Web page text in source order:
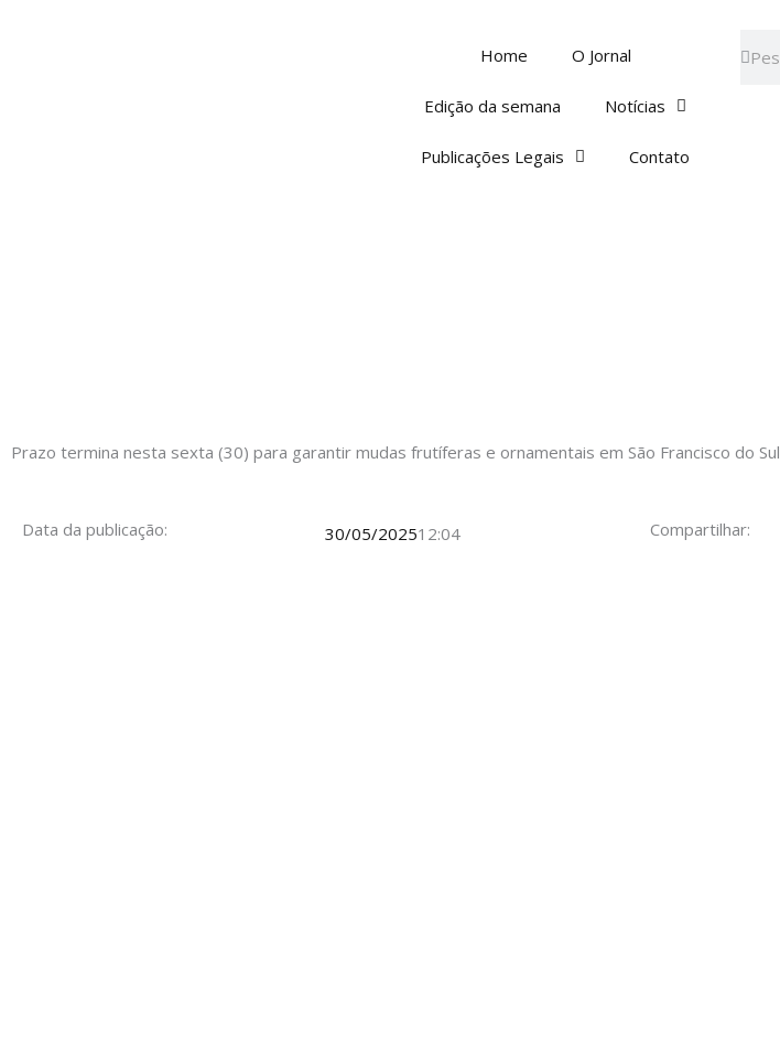
Home O Jornal
Edição da semana Notícias
Publicações Legais Contato
Prazo termina nesta sexta (30) para garantir mudas frutíferas e ornamentais em São Francisco do Sul
Data da publicação: 30/05/202512:04 Compartilhar: